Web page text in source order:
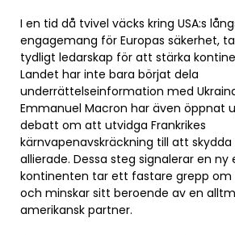
I en tid då tvivel väcks kring USA:s
engagemang för Europas säkerhet,
tydligt ledarskap för att stärka
Landet har inte bara börjat dela
underrättelseinformation med
Emmanuel Macron har även öppnat
debatt om att utvidga Frankrikes
kärnvapenavskräckning till att skydda
allierade. Dessa steg signalerar en ny
kontinenten tar ett fastare grepp om
och minskar sitt beroende av en
amerikansk partner.